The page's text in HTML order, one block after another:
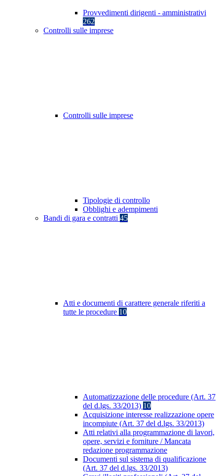
Provvedimenti dirigenti - amministrativi
262
Controlli sulle imprese
Controlli sulle imprese
Tipologie di controllo
Obblighi e adempimenti
Bandi di gara e contratti 45
Atti e documenti di carattere generale riferiti a
tutte le procedure 10
Automatizzazione delle procedure (Art. 37
del d.lgs. 33/2013) 10
Acquisizione interesse realizzazione opere
incompiute (Art. 37 del d.lgs. 33/2013)
Atti relativi alla programmazione di lavori,
opere, servizi e forniture / Mancata
redazione programmazione
Documenti sul sistema di qualificazione
(Art. 37 del d.lgs. 33/2013)